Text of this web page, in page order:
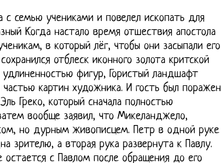
семью учениками и повелел ископать для
Когда настало время отшествия апостола
в который лёг, чтобы они засыпали его
отблеск иконного золота критской
фигур, Гористый ландшафт
картин художника. И гость был поражен
Греко, который сначала полностью
вообще заявил, что Микеланджело,
но дурным живописцем. Петр в одной руке
зрителю, а вторая рука развернута к Павлу.
остается с Павлом после обращения до его